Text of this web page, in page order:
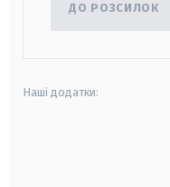
ДО РОЗСИЛОК
Наші додатки: